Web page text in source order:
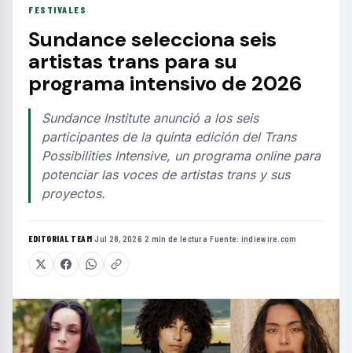
FESTIVALES
Sundance selecciona seis
artistas trans para su
programa intensivo de 2026
Sundance Institute anunció a los seis
participantes de la quinta edición del Trans
Possibilities Intensive, un programa online para
potenciar las voces de artistas trans y sus
proyectos.
EDITORIAL TEAM·Jul 28, 2026·2 min de lectura·Fuente: indiewire.com